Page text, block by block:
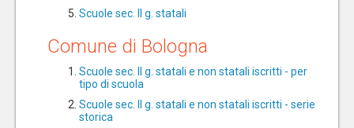
Scuole sec. II g. statali
Comune di Bologna
Scuole sec. II g. statali e non statali iscritti - per
tipo di scuola
Scuole sec. II g. statali e non statali iscritti - serie
storica